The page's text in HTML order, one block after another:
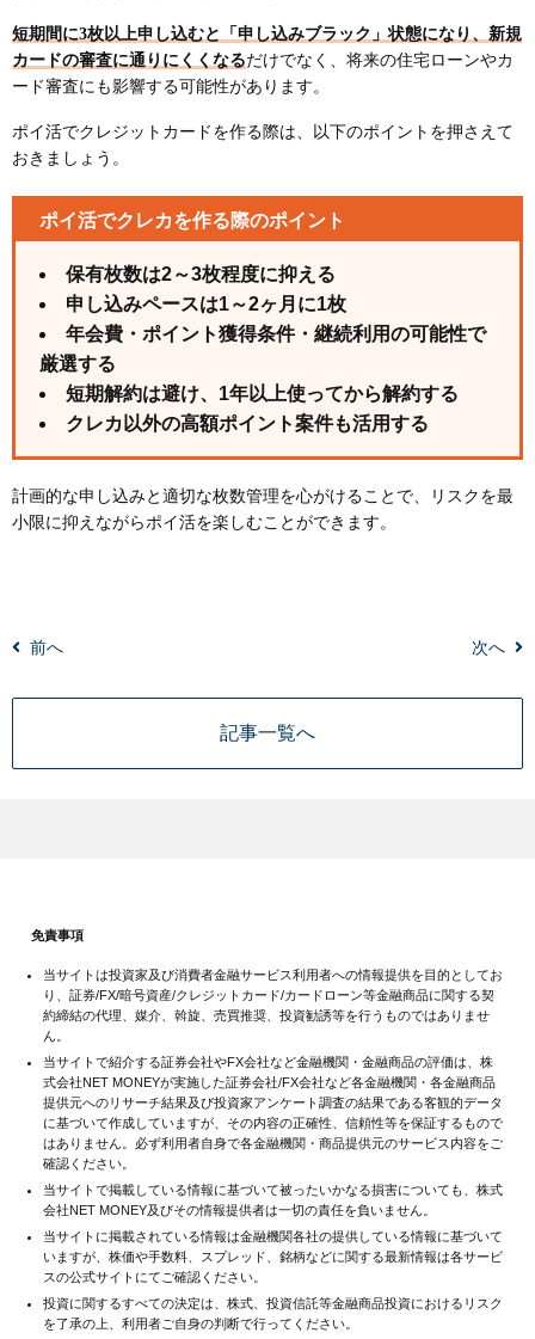
短期間に3枚以上申し込むと「申し込みブラック」状態になり、新規
カードの審査に通りにくくなるだけでなく、将来の住宅ローンやカ
ード審査にも影響する可能性があります。
ポイ活でクレジットカードを作る際は、以下のポイントを押さえて
おきましょう。
ポイ活でクレカを作る際のポイント
保有枚数は2～3枚程度に抑える
申し込みペースは1～2ヶ月に1枚
年会費・ポイント獲得条件・継続利用の可能性で
厳選する
短期解約は避け、1年以上使ってから解約する
クレカ以外の高額ポイント案件も活用する
計画的な申し込みと適切な枚数管理を心がけることで、リスクを最
小限に抑えながらポイ活を楽しむことができます。
前へ 次へ
記事一覧へ
免責事項
当サイトは投資家及び消費者金融サービス利用者への情報提供を目的としてお
り、証券/FX/暗号資産/クレジットカード/カードローン等金融商品に関する契
約締結の代理、媒介、斡旋、売買推奨、投資勧誘等を行うものではありませ
ん。
当サイトで紹介する証券会社やFX会社など金融機関・金融商品の評価は、株
式会社NET MONEYが実施した証券会社/FX会社など各金融機関・各金融商品
提供元へのリサーチ結果及び投資家アンケート調査の結果である客観的データ
に基づいて作成していますが、その内容の正確性、信頼性等を保証するもので
はありません。必ず利用者自身で各金融機関・商品提供元のサービス内容をご
確認ください。
当サイトで掲載している情報に基づいて被ったいかなる損害についても、株式
会社NET MONEY及びその情報提供者は一切の責任を負いません。
当サイトに掲載されている情報は金融機関各社の提供している情報に基づいて
いますが、株価や手数料、スプレッド、銘柄などに関する最新情報は各サービ
スの公式サイトにてご確認ください。
投資に関するすべての決定は、株式、投資信託等金融商品投資におけるリスク
を了承の上、利用者ご自身の判断で行ってください。